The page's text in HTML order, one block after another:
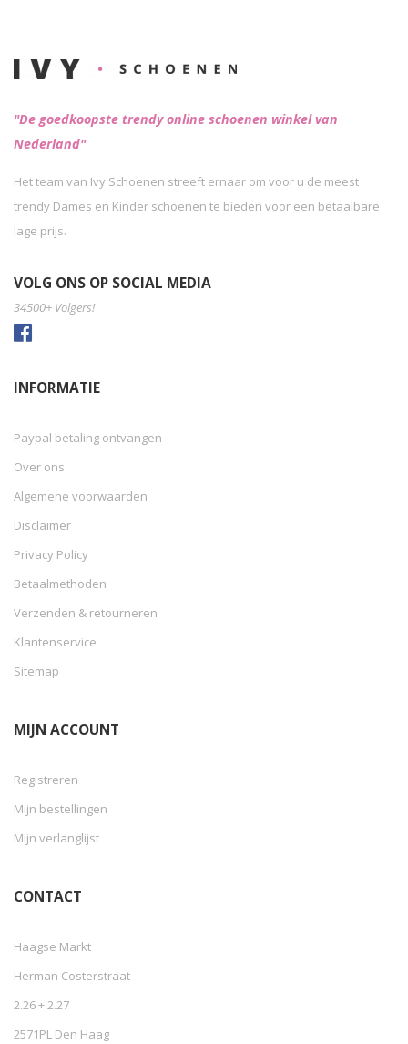
"De goedkoopste trendy online schoenen winkel van
Nederland"
Het team van Ivy Schoenen streeft ernaar om voor u de meest
trendy Dames en Kinder schoenen te bieden voor een betaalbare
lage prijs.
VOLG ONS OP SOCIAL MEDIA
34500+ Volgers!
INFORMATIE
Paypal betaling ontvangen
Over ons
Algemene voorwaarden
Disclaimer
Privacy Policy
Betaalmethoden
Verzenden & retourneren
Klantenservice
Sitemap
MIJN ACCOUNT
Registreren
Mijn bestellingen
Mijn verlanglijst
CONTACT
Haagse Markt
Herman Costerstraat
2.26 + 2.27
2571PL Den Haag